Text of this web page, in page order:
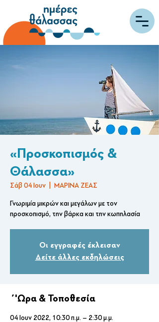
«Προσκοπισμός &
Θάλασσα»
Σάβ 04 Ιουν ΜΑΡΙΝΑ ΖΕΑΣ
Γνωριμία μικρών και μεγάλων με τον
προσκοπισμό, την βάρκα και την κωπηλασία
Οι εγγραφές έκλεισαν
Δείτε άλλες εκδηλώσεις
΄'Ωρα & Τοποθεσία
04 Ιουν 2022, 10:30 π.μ. – 2:30 μ.μ.